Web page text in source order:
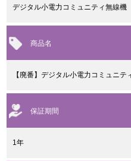
デジタル小電力コミュニティ無線機
商品名
【廃番】デジタル小電力コミュニテ
保証期間
1年